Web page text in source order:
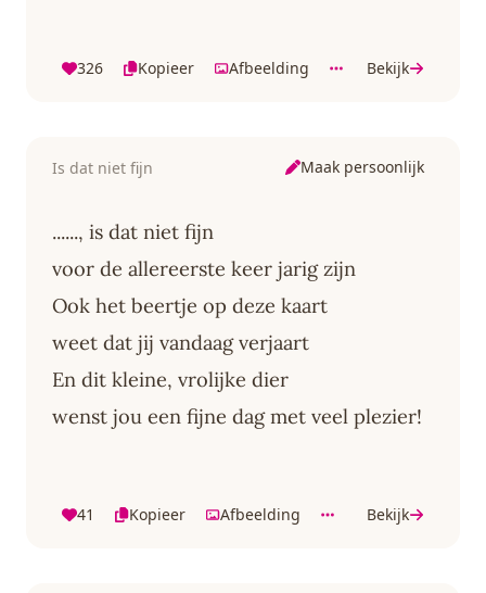
326 Kopieer Afbeelding Bekijk
Is dat niet fijn Maak persoonlijk
......, is dat niet fijn
voor de allereerste keer jarig zijn
Ook het beertje op deze kaart
weet dat jij vandaag verjaart
En dit kleine, vrolijke dier
wenst jou een fijne dag met veel plezier!
41 Kopieer Afbeelding Bekijk